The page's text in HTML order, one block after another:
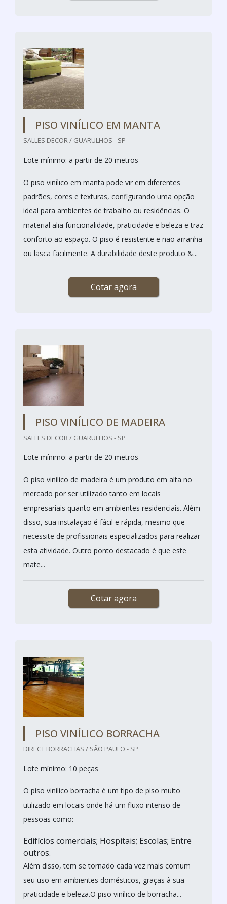
PISO VINÍLICO EM MANTA
SALLES DECOR / GUARULHOS - SP
Lote mínimo: a partir de 20 metros
O piso vinílico em manta pode vir em diferentes
padrões, cores e texturas, configurando uma opção
ideal para ambientes de trabalho ou residências. O
material alia funcionalidade, praticidade e beleza e traz
conforto ao espaço. O piso é resistente e não arranha
ou lasca facilmente. A durabilidade deste produto &...
Cotar agora
PISO VINÍLICO DE MADEIRA
SALLES DECOR / GUARULHOS - SP
Lote mínimo: a partir de 20 metros
O piso vinílico de madeira é um produto em alta no
mercado por ser utilizado tanto em locais
empresariais quanto em ambientes residenciais. Além
disso, sua instalação é fácil e rápida, mesmo que
necessite de profissionais especializados para realizar
esta atividade. Outro ponto destacado é que este
mate...
Cotar agora
PISO VINÍLICO BORRACHA
DIRECT BORRACHAS / SÃO PAULO - SP
Lote mínimo: 10 peças
O piso vinílico borracha é um tipo de piso muito
utilizado em locais onde há um fluxo intenso de
pessoas como:
Edifícios comerciais; Hospitais; Escolas; Entre
outros.
Além disso, tem se tornado cada vez mais comum
seu uso em ambientes domésticos, graças à sua
praticidade e beleza.O piso vinílico de borracha...